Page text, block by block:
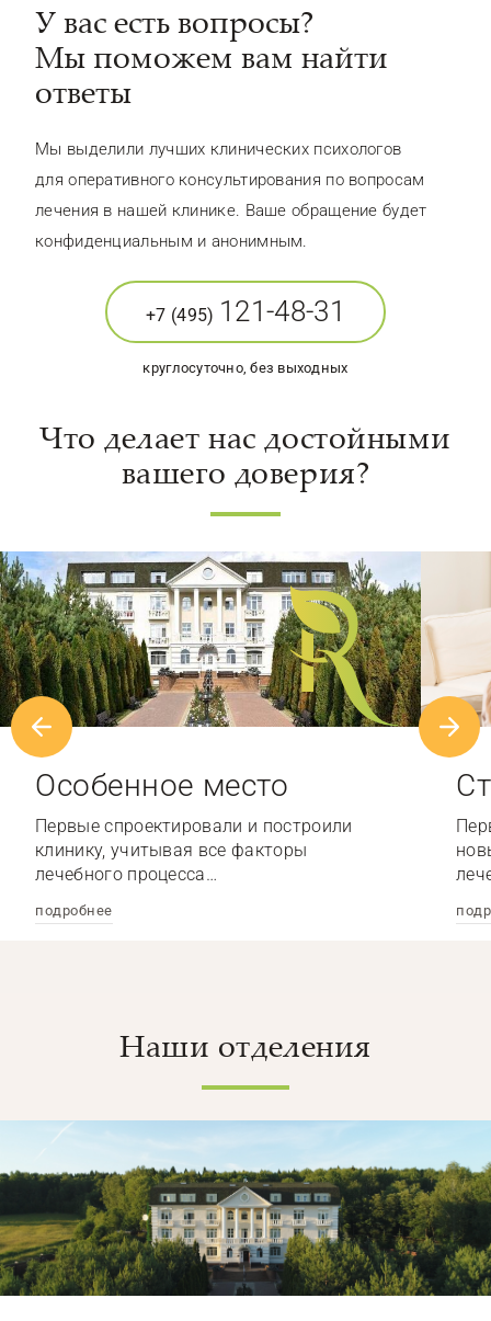
У вас есть вопросы?
Мы поможем вам найти
ответы
Мы выделили лучших клинических психологов
для оперативного консультирования по вопросам
лечения в нашей клинике. Ваше обращение будет
конфиденциальным и анонимным.
+7 (495) 121-48-31
круглосуточно, без выходных
Что делает нас достойными
вашего доверия?
Особенное место
Первые спроектировали и построили
клинику, учитывая все факторы
лечебного процесса…
подробнее
Наши отделения